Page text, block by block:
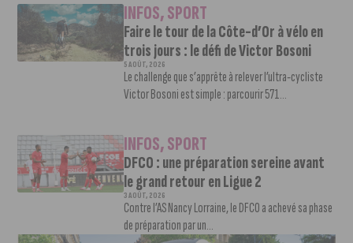
INFOS,SPORT
Faire le tour de la Côte-d’Or à vélo en
trois jours : le défi de Victor Bosoni
5 AOÛT, 2026
Le challenge que s’apprête à relever l’ultra-cycliste
Victor Bosoni est simple : parcourir 571...
INFOS,SPORT
DFCO : une préparation sereine avant
le grand retour en Ligue 2
3 AOÛT, 2026
Contre l’AS Nancy Lorraine, le DFCO a achevé sa phase
de préparation par un...